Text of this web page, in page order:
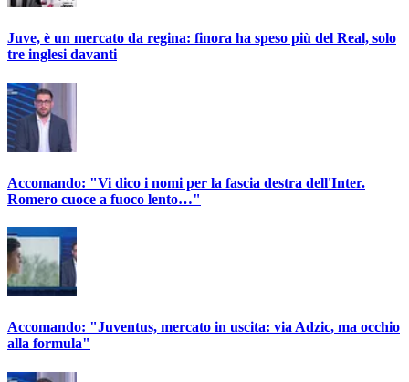
Juve, è un mercato da regina: finora ha speso più del Real, solo
tre inglesi davanti
Accomando: "Vi dico i nomi per la fascia destra dell'Inter.
Romero cuoce a fuoco lento…"
Accomando: "Juventus, mercato in uscita: via Adzic, ma occhio
alla formula"